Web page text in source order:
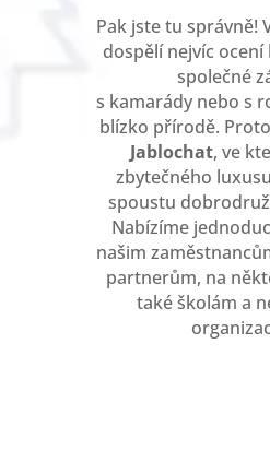
Pak jste tu správně!
dospělí nejvíc
společné
s kamarády nebo s
blízko přírodě. Proto
Jablochat, ve
zbytečného
spoustu
Nabízíme
našim
partnerům, na
také školám a